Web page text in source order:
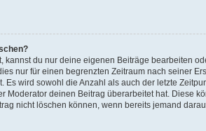
kannst du nur deine eigenen Beiträge bearbeiten
nur für einen begrenzten Zeitraum nach seiner
Es wird sowohl die Anzahl als auch der letzte
Moderator deinen Beitrag überarbeitet hat. Diese
nicht löschen können, wenn bereits jemand